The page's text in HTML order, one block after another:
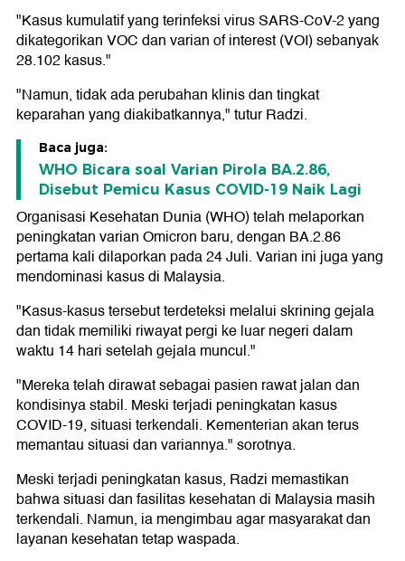
"Kasus kumulatif yang terinfeksi virus SARS-CoV-2 yang
dikategorikan VOC dan varian of interest (VOI) sebanyak
28.102 kasus."
"Namun, tidak ada perubahan klinis dan tingkat
keparahan yang diakibatkannya," tutur Radzi.
Baca juga:
WHO Bicara soal Varian Pirola BA.2.86,
Disebut Pemicu Kasus COVID-19 Naik Lagi
Organisasi Kesehatan Dunia (WHO) telah melaporkan
peningkatan varian Omicron baru, dengan BA.2.86
pertama kali dilaporkan pada 24 Juli. Varian ini juga yang
mendominasi kasus di Malaysia.
"Kasus-kasus tersebut terdeteksi melalui skrining gejala
dan tidak memiliki riwayat pergi ke luar negeri dalam
waktu 14 hari setelah gejala muncul."
"Mereka telah dirawat sebagai pasien rawat jalan dan
kondisinya stabil. Meski terjadi peningkatan kasus
COVID-19, situasi terkendali. Kementerian akan terus
memantau situasi dan variannya." sorotnya.
Meski terjadi peningkatan kasus, Radzi memastikan
bahwa situasi dan fasilitas kesehatan di Malaysia masih
terkendali. Namun, ia mengimbau agar masyarakat dan
layanan kesehatan tetap waspada.